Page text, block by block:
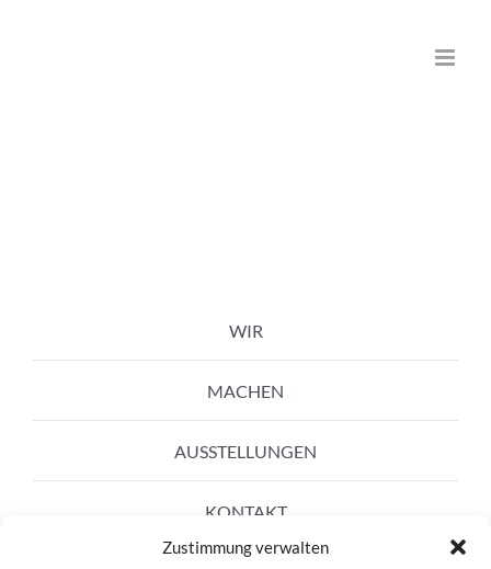
Zustimmung verwalten
WIR
MACHEN
AUSSTELLUNGEN
KONTAKT